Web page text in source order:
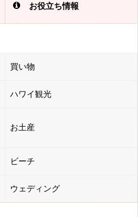
お役立ち情報
買い物
ハワイ観光
お土産
ビーチ
ウェディング